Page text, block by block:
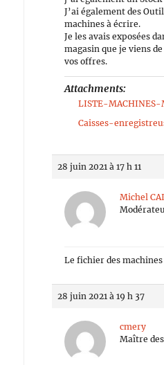
J’ai également des
machines à écrire.
Je les avais exposées
magasin que je viens
vos offres.
Attachments:
LISTE-MACHINES-
Caisses-
28 juin 2021 à 17 h 11
Michel
Le fichier des
28 juin 2021 à 19 h 37
cmery
Maître